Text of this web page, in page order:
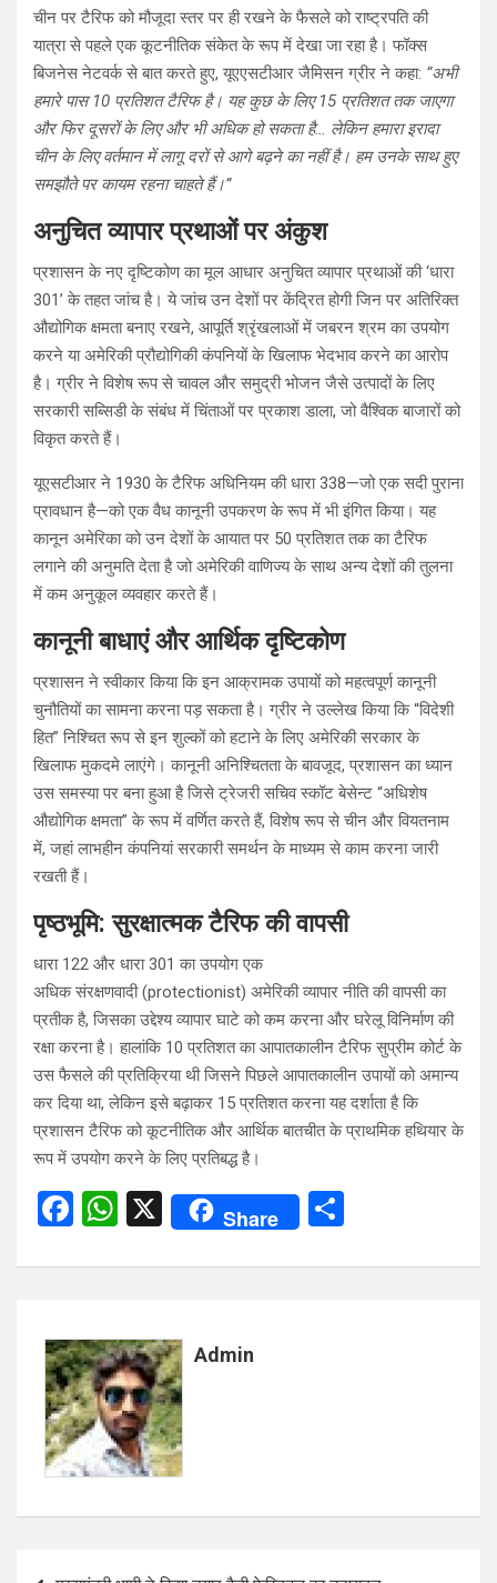
चीन पर टैरिफ को मौजूदा स्तर पर ही रखने के फैसले को राष्ट्रपति की
यात्रा से पहले एक कूटनीतिक संकेत के रूप में देखा जा रहा है। फॉक्स
बिजनेस नेटवर्क से बात करते हुए, यूएएसटीआर जैमिसन ग्रीर ने कहा: “अभी
हमारे पास 10 प्रतिशत टैरिफ है। यह कुछ के लिए 15 प्रतिशत तक जाएगा
और फिर दूसरों के लिए और भी अधिक हो सकता है… लेकिन हमारा इरादा
चीन के लिए वर्तमान में लागू दरों से आगे बढ़ने का नहीं है। हम उनके साथ हुए
समझौते पर कायम रहना चाहते हैं।”
अनुचित व्यापार प्रथाओं पर अंकुश
प्रशासन के नए दृष्टिकोण का मूल आधार अनुचित व्यापार प्रथाओं की ‘धारा
301’ के तहत जांच है। ये जांच उन देशों पर केंद्रित होगी जिन पर अतिरिक्त
औद्योगिक क्षमता बनाए रखने, आपूर्ति श्रृंखलाओं में जबरन श्रम का उपयोग
करने या अमेरिकी प्रौद्योगिकी कंपनियों के खिलाफ भेदभाव करने का आरोप
है। ग्रीर ने विशेष रूप से चावल और समुद्री भोजन जैसे उत्पादों के लिए
सरकारी सब्सिडी के संबंध में चिंताओं पर प्रकाश डाला, जो वैश्विक बाजारों को
विकृत करते हैं।
यूएसटीआर ने 1930 के टैरिफ अधिनियम की धारा 338—जो एक सदी पुराना
प्रावधान है—को एक वैध कानूनी उपकरण के रूप में भी इंगित किया। यह
कानून अमेरिका को उन देशों के आयात पर 50 प्रतिशत तक का टैरिफ
लगाने की अनुमति देता है जो अमेरिकी वाणिज्य के साथ अन्य देशों की तुलना
में कम अनुकूल व्यवहार करते हैं।
कानूनी बाधाएं और आर्थिक दृष्टिकोण
प्रशासन ने स्वीकार किया कि इन आक्रामक उपायों को महत्वपूर्ण कानूनी
चुनौतियों का सामना करना पड़ सकता है। ग्रीर ने उल्लेख किया कि “विदेशी
हित” निश्चित रूप से इन शुल्कों को हटाने के लिए अमेरिकी सरकार के
खिलाफ मुकदमे लाएंगे। कानूनी अनिश्चितता के बावजूद, प्रशासन का ध्यान
उस समस्या पर बना हुआ है जिसे ट्रेजरी सचिव स्कॉट बेसेन्ट “अधिशेष
औद्योगिक क्षमता” के रूप में वर्णित करते हैं, विशेष रूप से चीन और वियतनाम
में, जहां लाभहीन कंपनियां सरकारी समर्थन के माध्यम से काम करना जारी
रखती हैं।
पृष्ठभूमि: सुरक्षात्मक टैरिफ की वापसी
धारा 122 और धारा 301 का उपयोग एक
अधिक संरक्षणवादी (protectionist) अमेरिकी व्यापार नीति की वापसी का
प्रतीक है, जिसका उद्देश्य व्यापार घाटे को कम करना और घरेलू विनिर्माण की
रक्षा करना है। हालांकि 10 प्रतिशत का आपातकालीन टैरिफ सुप्रीम कोर्ट के
उस फैसले की प्रतिक्रिया थी जिसने पिछले आपातकालीन उपायों को अमान्य
कर दिया था, लेकिन इसे बढ़ाकर 15 प्रतिशत करना यह दर्शाता है कि
प्रशासन टैरिफ को कूटनीतिक और आर्थिक बातचीत के प्राथमिक हथियार के
रूप में उपयोग करने के लिए प्रतिबद्ध है।
F
ce
o
o
k
W
at
A
p
p
X Share
ar
Admin